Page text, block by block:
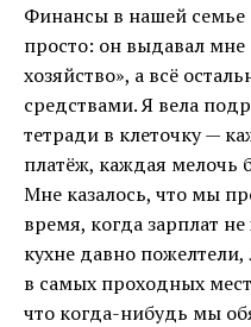
Финансы в нашей семье
просто: он выдавал
хозяйство», а всё
средствами. Я вела
тетради в клеточку —
платёж, каждая мелочь
Мне казалось, что мы
время, когда зарплат
кухне давно
в самых проходных
что когда-нибудь мы